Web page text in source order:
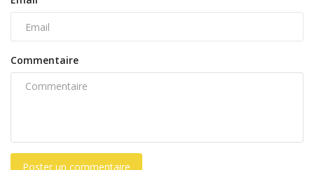
Commentaire
Poster un commentaire